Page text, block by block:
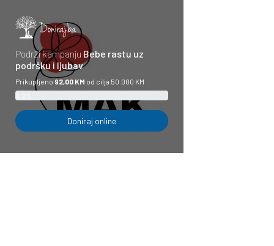
Podrži kampanju Bebe rastu uz
podršku i ljubav
Prikupljeno 92,00 KM od cilja 50.000 KM
Doniraj online